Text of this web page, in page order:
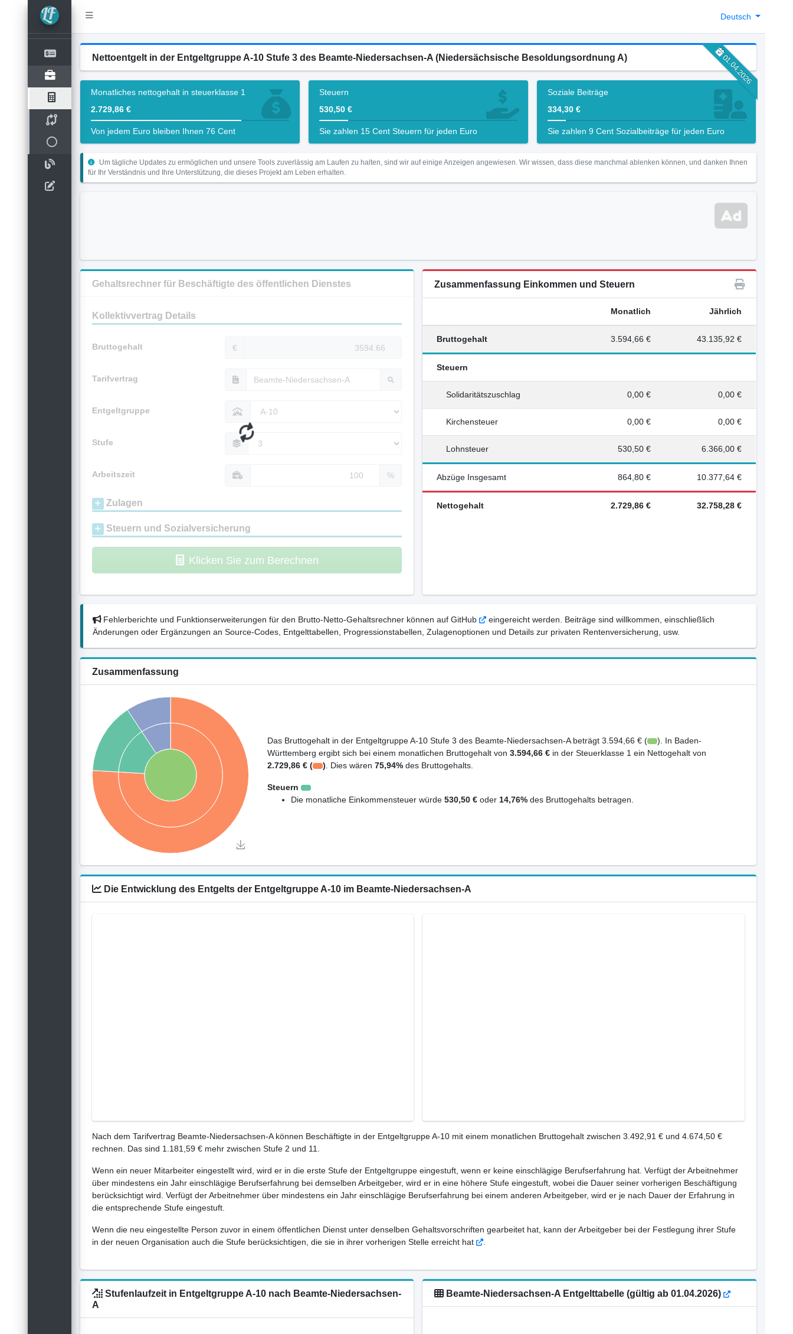
Deutsch
01.04.2026
Nettoentgelt in der Entgeltgruppe A-10 Stufe 3 des Beamte-Niedersachsen-A (Niedersächsische Besoldungsordnung A)
Monatliches nettogehalt in steuerklasse 1
2.729,86 €
Von jedem Euro bleiben Ihnen 76 Cent
Steuern
530,50 €
Sie zahlen 15 Cent Steuern für jeden Euro
Soziale Beiträge
334,30 €
Sie zahlen 9 Cent Sozialbeiträge für jeden Euro
Um tägliche Updates zu ermöglichen und unsere Tools zuverlässig am Laufen zu halten, sind wir auf einige Anzeigen angewiesen. Wir wissen, dass diese manchmal ablenken können, und danken Ihnen
für Ihr Verständnis und Ihre Unterstützung, die dieses Projekt am Leben erhalten.
Gehaltsrechner für Beschäftigte des öffentlichen Dienstes
Kollektivvertrag Details
Bruttogehalt €
Tarifvertrag
Entgeltgruppe
Stufe
Arbeitszeit %
Zulagen
Steuern und Sozialversicherung
Klicken Sie zum Berechnen
Zusammenfassung Einkommen und Steuern
Monatlich Jährlich
Bruttogehalt 3.594,66 € 43.135,92 €
Steuern
Solidaritätszuschlag 0,00 € 0,00 €
Kirchensteuer 0,00 € 0,00 €
Lohnsteuer 530,50 € 6.366,00 €
Abzüge Insgesamt 864,80 € 10.377,64 €
Nettogehalt 2.729,86 € 32.758,28 €
Fehlerberichte und Funktionserweiterungen für den Brutto-Netto-Gehaltsrechner können auf GitHub
eingereicht werden. Beiträge sind willkommen, einschließlich
Änderungen oder Ergänzungen an Source-Codes, Entgelttabellen, Progressionstabellen, Zulagenoptionen und Details zur privaten Rentenversicherung, usw.
Zusammenfassung
Das Bruttogehalt in der Entgeltgruppe A-10 Stufe 3 des Beamte-Niedersachsen-A beträgt 3.594,66 € (
). In Baden-
Württemberg ergibt sich bei einem monatlichen Bruttogehalt von 3.594,66 €in der Steuerklasse 1 ein Nettogehalt von
2.729,86 € (
) . Dies wären75,94% des Bruttogehalts.
Steuern
Die monatliche Einkommensteuer würde 530,50 €oder 14,76%des Bruttogehalts betragen.
Die Entwicklung des Entgelts der Entgeltgruppe A-10 im Beamte-Niedersachsen-A
Nach dem Tarifvertrag Beamte-Niedersachsen-A können Beschäftigte in der Entgeltgruppe A-10 mit einem monatlichen Bruttogehalt zwischen 3.492,91 € und 4.674,50 €
rechnen. Das sind 1.181,59 € mehr zwischen Stufe 2 und 11.
Wenn ein neuer Mitarbeiter eingestellt wird, wird er in die erste Stufe der Entgeltgruppe eingestuft, wenn er keine einschlägige Berufserfahrung hat. Verfügt der Arbeitnehmer
über mindestens ein Jahr einschlägige Berufserfahrung bei demselben Arbeitgeber, wird er in eine höhere Stufe eingestuft, wobei die Dauer seiner vorherigen Beschäftigung
berücksichtigt wird. Verfügt der Arbeitnehmer über mindestens ein Jahr einschlägige Berufserfahrung bei einem anderen Arbeitgeber, wird er je nach Dauer der Erfahrung in
die entsprechende Stufe eingestuft.
Wenn die neu eingestellte Person zuvor in einem öffentlichen Dienst unter denselben Gehaltsvorschriften gearbeitet hat, kann der Arbeitgeber bei der Festlegung ihrer Stufe
in der neuen Organisation auch die Stufe berücksichtigen, die sie in ihrer vorherigen Stelle erreicht hat
Stufenlaufzeit in Entgeltgruppe A-10 nach Beamte-Niedersachsen-
A
Beamte-Niedersachsen-A Entgelttabelle (gültig ab 01.04.2026)